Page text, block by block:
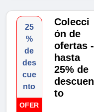
25
%
de
des
cue
nto
OFER
Colecci
ón de
ofertas -
hasta
25% de
descuen
to